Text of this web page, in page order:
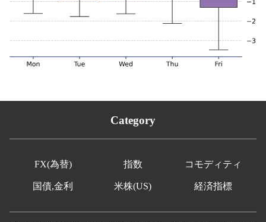
Category
FX(為替) 指数 コモディティ
国債,金利 米株(US) 経済指標